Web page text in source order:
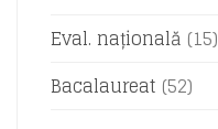
Eval. națională (15)
Bacalaureat (52)